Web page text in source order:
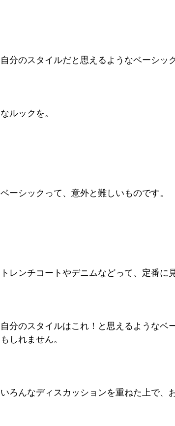
自分のスタイルだと思えるようなベーシッ
なルックを。
ベーシックって、意外と難しいものです。
トレンチコートやデニムなどって、定番に
自分のスタイルはこれ！と思えるようなベ
もしれません。
いろんなディスカッションを重ねた上で、